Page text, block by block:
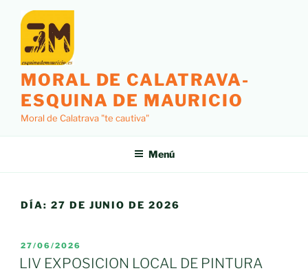
contenido
MORAL DE CALATRAVA-
ESQUINA DE MAURICIO
Moral de Calatrava "te cautiva"
Menú
DÍA: 27 DE JUNIO DE 2026
PUBLICADO
EL
27/06/2026
LIV EXPOSICION LOCAL DE PINTURA